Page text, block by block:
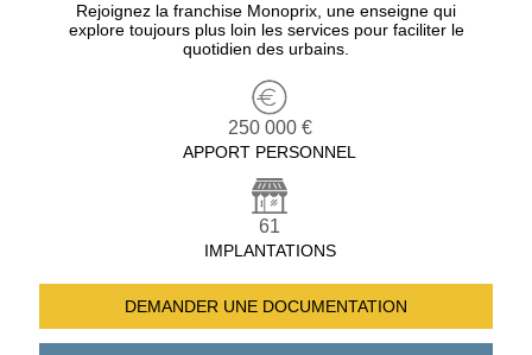
Rejoignez la franchise Monoprix, une enseigne qui
explore toujours plus loin les services pour faciliter le
quotidien des urbains.
250 000 €
APPORT PERSONNEL
61
IMPLANTATIONS
DEMANDER UNE DOCUMENTATION